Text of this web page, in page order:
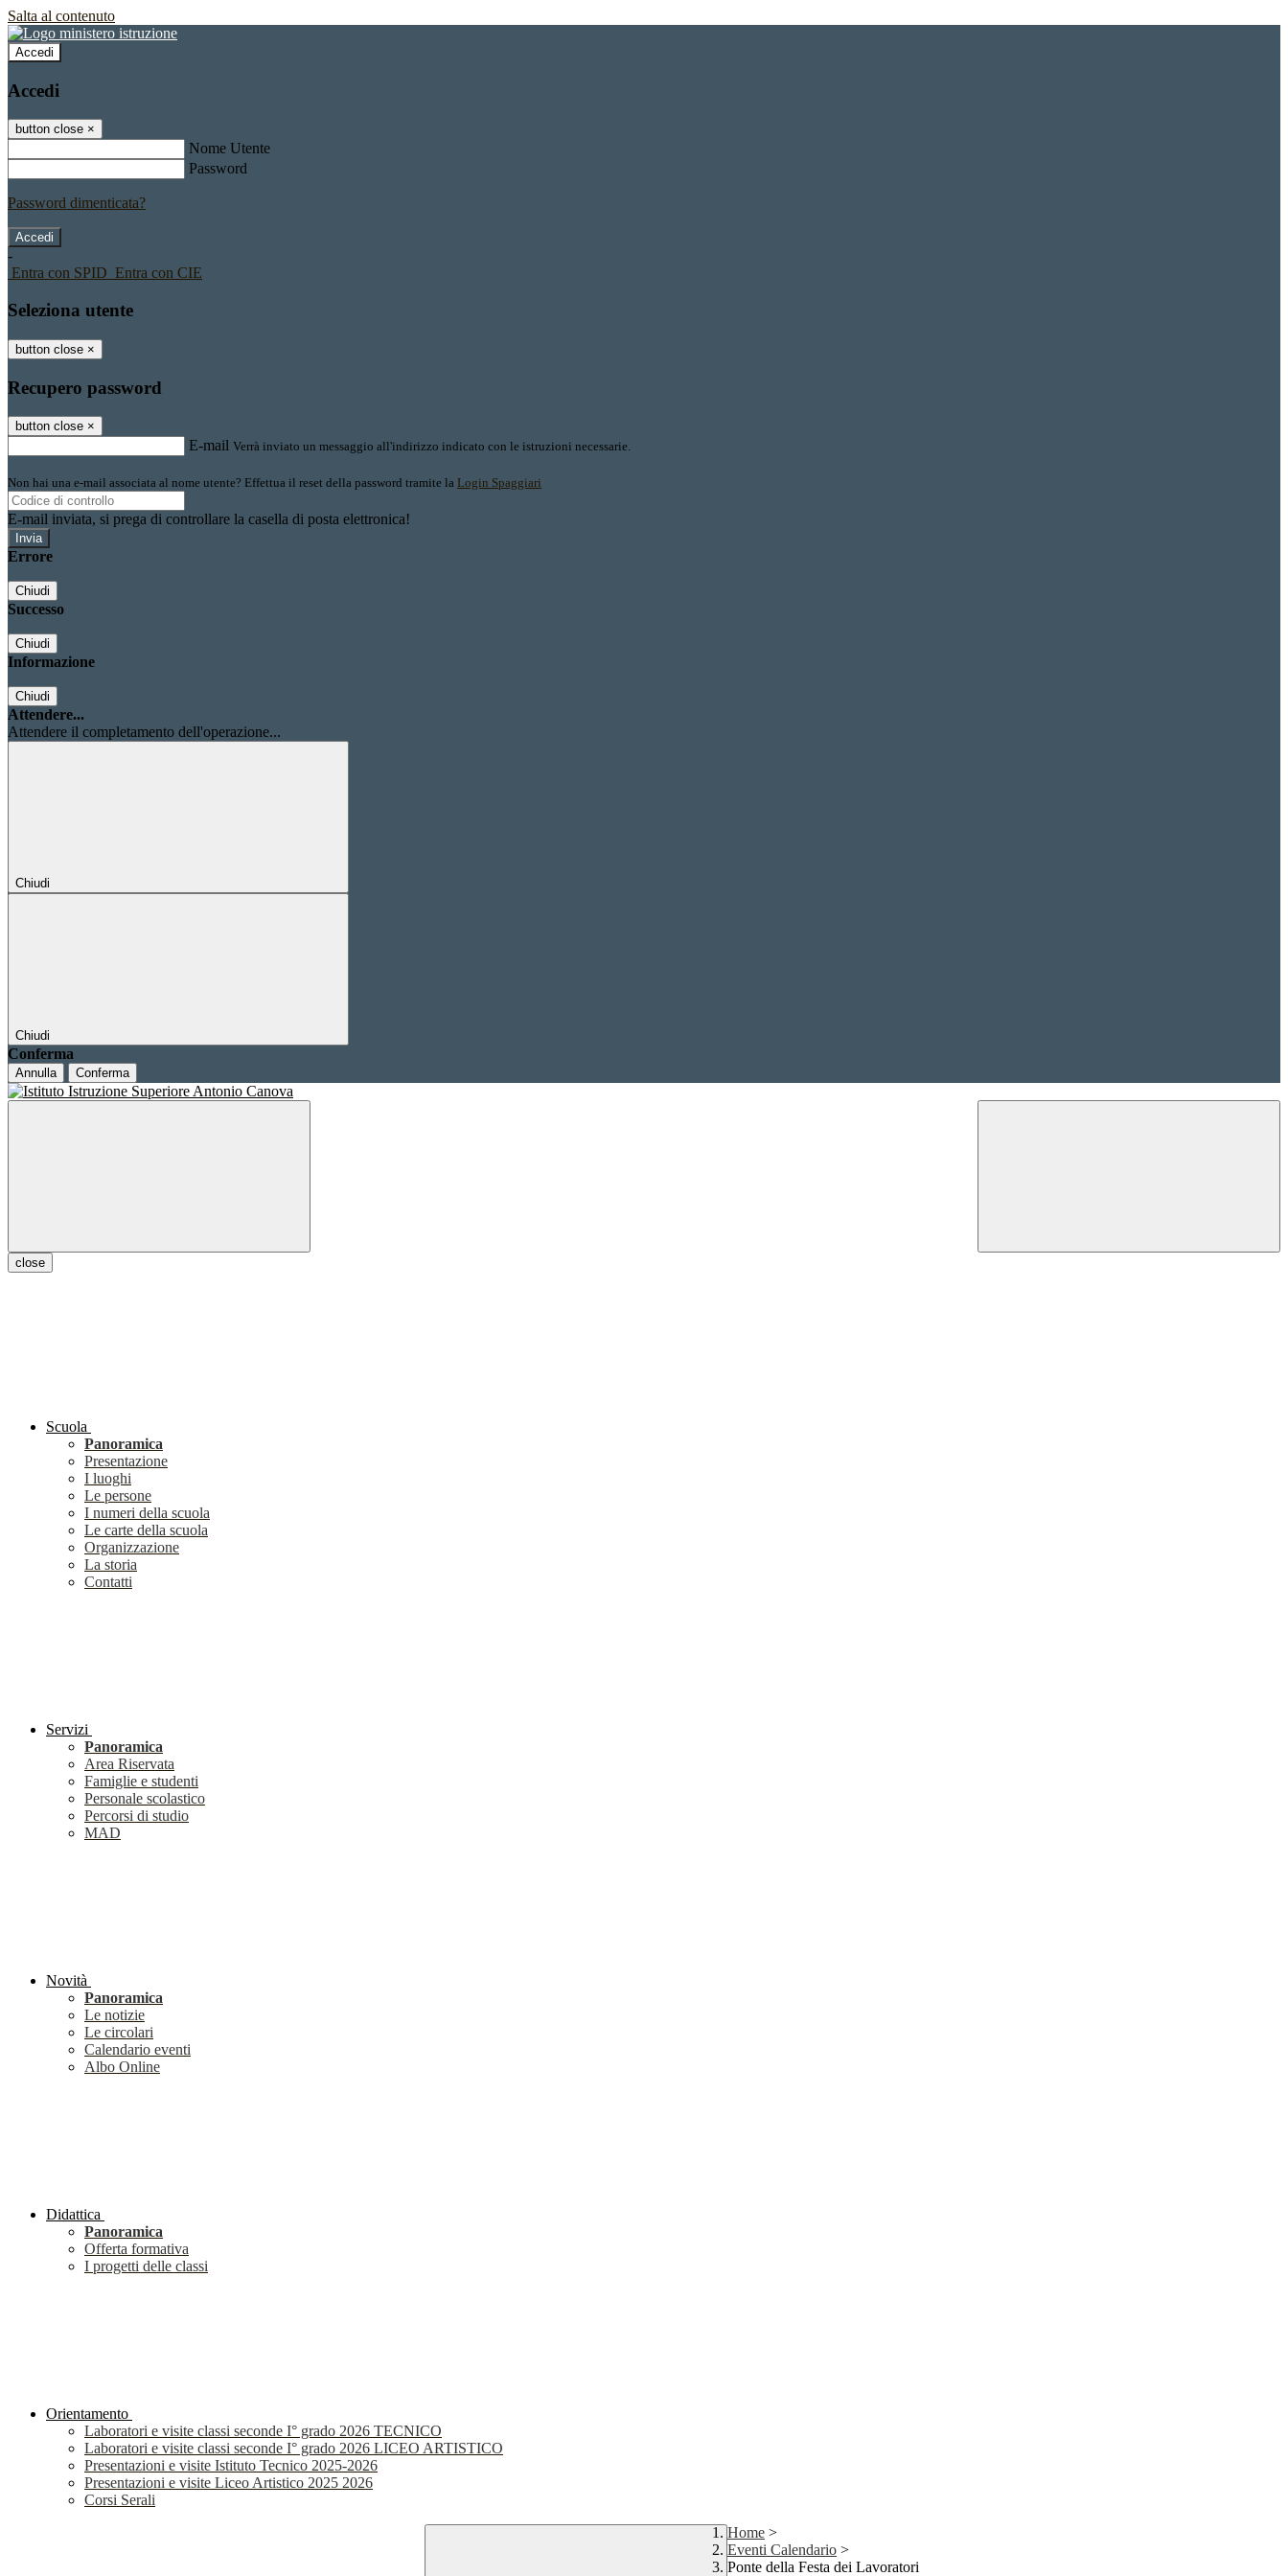
Salta al contenuto
Accedi
Accedi
button close ×
Nome Utente
Password
Password dimenticata?
-
Entra con SPID Entra con CIE
Seleziona utente
button close ×
Recupero password
button close ×
E-mail Verrà inviato un messaggio all'indirizzo indicato con le istruzioni necessarie.
Non hai una e-mail associata al nome utente? Effettua il reset della password tramite la Login Spaggiari
E-mail inviata, si prega di controllare la casella di posta elettronica!
Errore
Chiudi
Successo
Chiudi
Informazione
Chiudi
Attendere...
Attendere il completamento dell'operazione...
Chiudi
Chiudi
Conferma
Annulla Conferma
close
Scuola
Panoramica
Presentazione
I luoghi
Le persone
I numeri della scuola
Le carte della scuola
Organizzazione
La storia
Contatti
Servizi
Panoramica
Area Riservata
Famiglie e studenti
Personale scolastico
Percorsi di studio
MAD
Novità
Panoramica
Le notizie
Le circolari
Calendario eventi
Albo Online
Didattica
Panoramica
Offerta formativa
I progetti delle classi
Orientamento
Laboratori e visite classi seconde I° grado 2026 TECNICO
Laboratori e visite classi seconde I° grado 2026 LICEO ARTISTICO
Presentazioni e visite Istituto Tecnico 2025-2026
Presentazioni e visite Liceo Artistico 2025 2026
Corsi Serali
Home >
Eventi Calendario >
Ponte della Festa dei Lavoratori